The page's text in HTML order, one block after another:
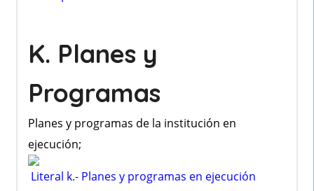
K. Planes y
Programas
Planes y programas de la institución en
ejecución;
Literal k.- Planes y programas en ejecución